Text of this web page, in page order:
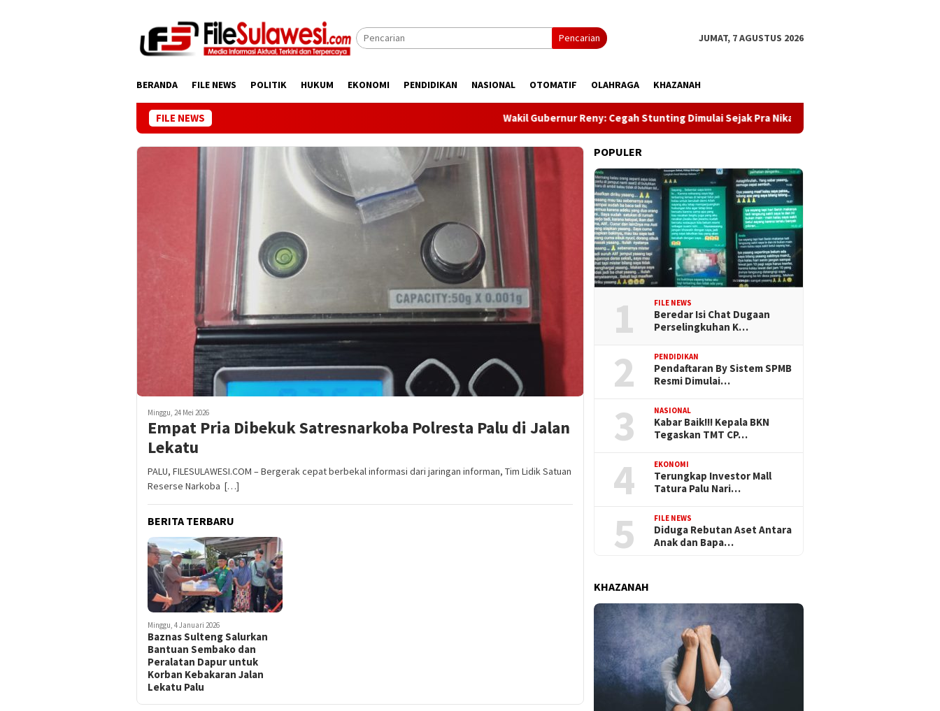
Pencarian JUMAT, 7 AGUSTUS 2026
BERANDA FILE NEWS POLITIK HUKUM EKONOMI PENDIDIKAN NASIONAL OTOMATIF OLAHRAGA KHAZANAH
FILE NEWS Wakil Gubernur Reny: Cegah Stunting Dimulai Sejak Pra Nikah
Minggu, 24 Mei 2026
Empat Pria Dibekuk Satresnarkoba Polresta Palu di Jalan
Lekatu
PALU, FILESULAWESI.COM – Bergerak cepat berbekal informasi dari jaringan informan, Tim Lidik Satuan
Reserse Narkoba […]
BERITA TERBARU
Minggu, 4 Januari 2026
Baznas Sulteng Salurkan
Bantuan Sembako dan
Peralatan Dapur untuk
Korban Kebakaran Jalan
Lekatu Palu
POPULER
1 FILE NEWS
Beredar Isi Chat Dugaan
Perselingkuhan K…
2 PENDIDIKAN
Pendaftaran By Sistem SPMB
Resmi Dimulai…
3 NASIONAL
Kabar Baik!!! Kepala BKN
Tegaskan TMT CP…
4 EKONOMI
Terungkap Investor Mall
Tatura Palu Nari…
5 FILE NEWS
Diduga Rebutan Aset Antara
Anak dan Bapa…
KHAZANAH